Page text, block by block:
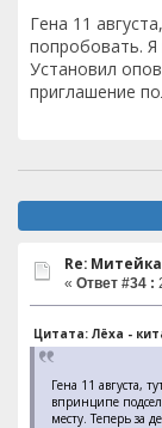
Гена 11
попробовать. Я
Установил
приглашение
Re: Митейка
« Ответ #34 :
Цитата: Лёха -
Гена 11 августа,
впринципе
месту. Теперь за